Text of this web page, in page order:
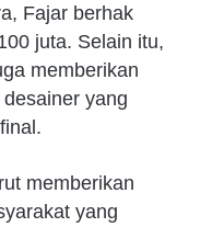
Fajar berhak
juta. Selain itu,
memberikan
yang
memberikan
yang